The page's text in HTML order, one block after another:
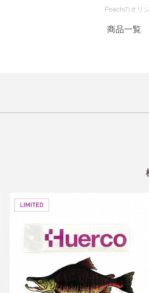
Peachのオリ
商品一覧